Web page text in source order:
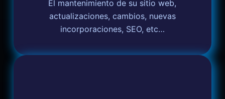
El mantenimiento de su sitio web,
actualizaciones, cambios, nuevas
incorporaciones, SEO, etc…